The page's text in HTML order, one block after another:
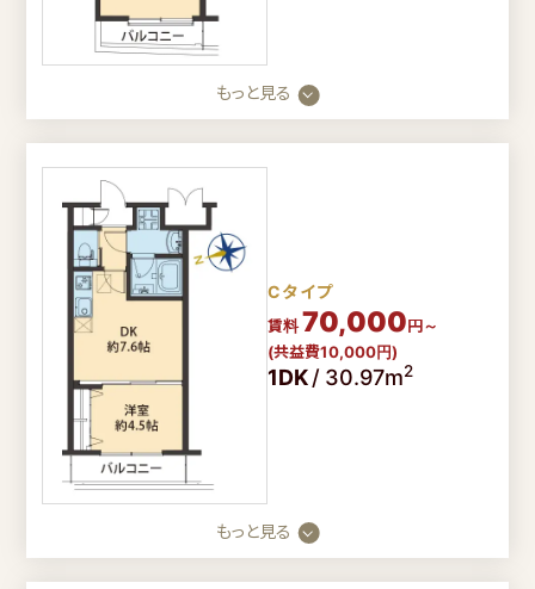
閉じる
もっと見る
Cタイプ
賃料70,000円～
(共益費10,000円)
1DK/ 30.97m2
もっと見る